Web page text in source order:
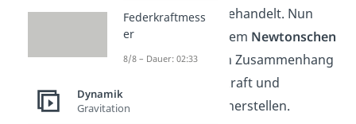
eigenen Artikel behandelt. Nun
können wir mit dem Newtonschen
Grundgesetz
den Zusammenhang
zwischen Spannkraft und
Beschleunigung herstellen.
Federkraftmess
er
8/8 – Dauer: 02:33
Dynamik
Gravitation